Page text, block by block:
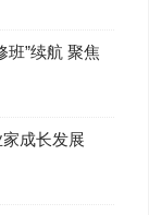
班”续航 聚焦
成长发展